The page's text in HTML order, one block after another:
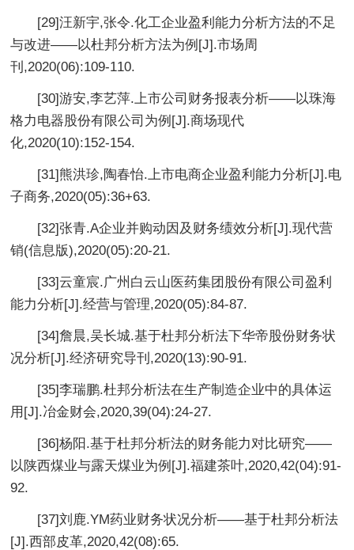
[29]汪新宇,张令.化工企业盈利能力分析方法的不足
与改进——以杜邦分析方法为例[J].市场周
刊,2020(06):109-110.
[30]游安,李艺萍.上市公司财务报表分析——以珠海
格力电器股份有限公司为例[J].商场现代
化,2020(10):152-154.
[31]熊洪珍,陶春怡.上市电商企业盈利能力分析[J].电
子商务,2020(05):36+63.
[32]张青.A企业并购动因及财务绩效分析[J].现代营
销(信息版),2020(05):20-21.
[33]云童宸.广州白云山医药集团股份有限公司盈利
能力分析[J].经营与管理,2020(05):84-87.
[34]詹晨,吴长城.基于杜邦分析法下华帝股份财务状
况分析[J].经济研究导刊,2020(13):90-91.
[35]李瑞鹏.杜邦分析法在生产制造企业中的具体运
用[J].冶金财会,2020,39(04):24-27.
[36]杨阳.基于杜邦分析法的财务能力对比研究——
以陕西煤业与露天煤业为例[J].福建茶叶,2020,42(04):91-
92.
[37]刘鹿.YM药业财务状况分析——基于杜邦分析法
[J].西部皮革,2020,42(08):65.